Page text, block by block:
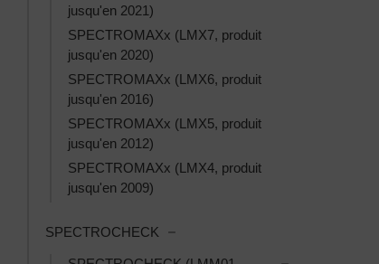
jusqu'en 2021)
SPECTROMAXx (LMX7, produit
jusqu'en 2020)
SPECTROMAXx (LMX6, produit
jusqu'en 2016)
SPECTROMAXx (LMX5, produit
jusqu'en 2012)
SPECTROMAXx (LMX4, produit
jusqu'en 2009)
SPECTROCHECK